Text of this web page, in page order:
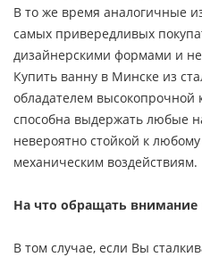
В то же время аналогичные
самых привередливых
дизайнерскими формами и
Купить ванну в Минске из
обладателем высокопрочной
способна выдержать любые
невероятно стойкой к
механическим воздействиям.
На что обращать
В том случае, если Вы